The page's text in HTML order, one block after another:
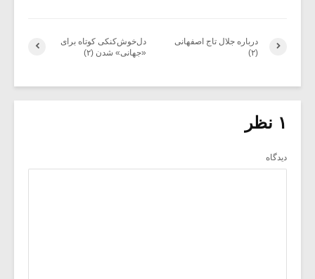
دل‌خوش‌کنکی کوتاه برای
«جهانی» شدن (۲)
درباره جلال تاج اصفهانی
(۲)
۱ نظر
دیدگاه